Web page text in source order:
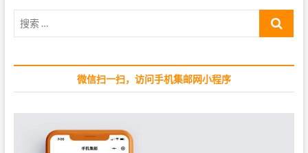
t
:
微信扫一扫，访问手机集邮网小程序